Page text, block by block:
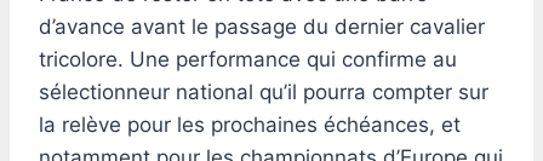
d’avance avant le passage du dernier cavalier
tricolore. Une performance qui confirme au
sélectionneur national qu’il pourra compter sur
la relève pour les prochaines échéances, et